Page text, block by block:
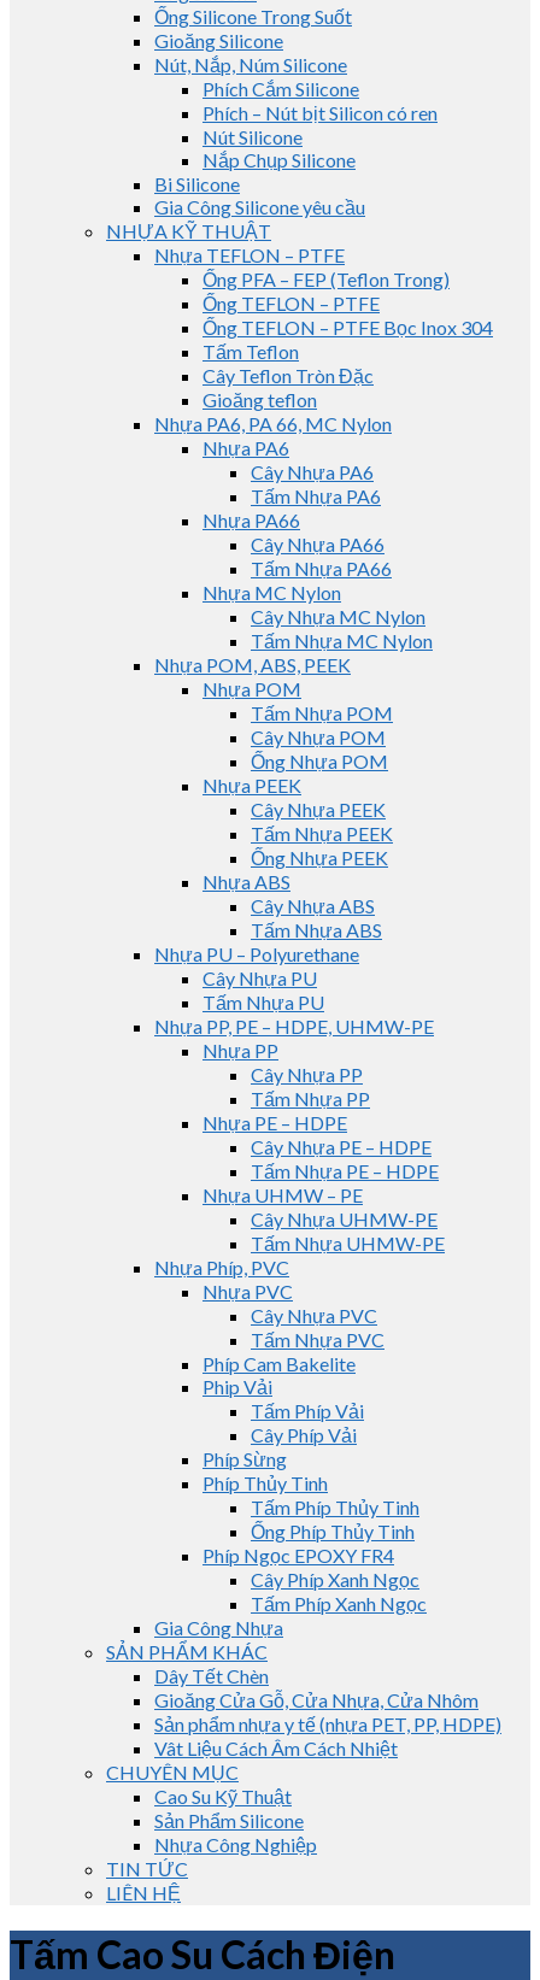
Ống Silicone Trong Suốt
Gioăng Silicone
Nút, Nắp, Núm Silicone
Phích Cắm Silicone
Phích – Nút bịt Silicon có ren
Nút Silicone
Nắp Chụp Silicone
Bi Silicone
Gia Công Silicone yêu cầu
NHỰA KỸ THUẬT
Nhựa TEFLON – PTFE
Ống PFA – FEP (Teflon Trong)
Ống TEFLON – PTFE
Ống TEFLON – PTFE Bọc Inox 304
Tấm Teflon
Cây Teflon Tròn Đặc
Gioăng teflon
Nhựa PA6, PA 66, MC Nylon
Nhựa PA6
Cây Nhựa PA6
Tấm Nhựa PA6
Nhựa PA66
Cây Nhựa PA66
Tấm Nhựa PA66
Nhựa MC Nylon
Cây Nhựa MC Nylon
Tấm Nhựa MC Nylon
Nhựa POM, ABS, PEEK
Nhựa POM
Tấm Nhựa POM
Cây Nhựa POM
Ống Nhựa POM
Nhựa PEEK
Cây Nhựa PEEK
Tấm Nhựa PEEK
Ống Nhựa PEEK
Nhựa ABS
Cây Nhựa ABS
Tấm Nhựa ABS
Nhựa PU – Polyurethane
Cây Nhựa PU
Tấm Nhựa PU
Nhựa PP, PE – HDPE, UHMW-PE
Nhựa PP
Cây Nhựa PP
Tấm Nhựa PP
Nhựa PE – HDPE
Cây Nhựa PE – HDPE
Tấm Nhựa PE – HDPE
Nhựa UHMW – PE
Cây Nhựa UHMW-PE
Tấm Nhựa UHMW-PE
Nhựa Phíp, PVC
Nhựa PVC
Cây Nhựa PVC
Tấm Nhựa PVC
Phíp Cam Bakelite
Phip Vải
Tấm Phíp Vải
Cây Phíp Vải
Phíp Sừng
Phíp Thủy Tinh
Tấm Phíp Thủy Tinh
Ống Phíp Thủy Tinh
Phíp Ngọc EPOXY FR4
Cây Phíp Xanh Ngọc
Tấm Phíp Xanh Ngọc
Gia Công Nhựa
SẢN PHẨM KHÁC
Dây Tết Chèn
Gioăng Cửa Gỗ, Cửa Nhựa, Cửa Nhôm
Sản phẩm nhựa y tế (nhựa PET, PP, HDPE)
Vât Liệu Cách Âm Cách Nhiệt
CHUYÊN MỤC
Cao Su Kỹ Thuật
Sản Phẩm Silicone
Nhựa Công Nghiệp
TIN TỨC
LIÊN HỆ
Tấm Cao Su Cách Điện